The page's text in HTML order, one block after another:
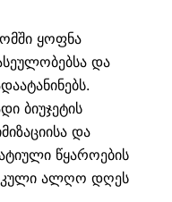
ყოფნა
და
ბიუჯეტის
და
წყაროების
ალღო დღეს